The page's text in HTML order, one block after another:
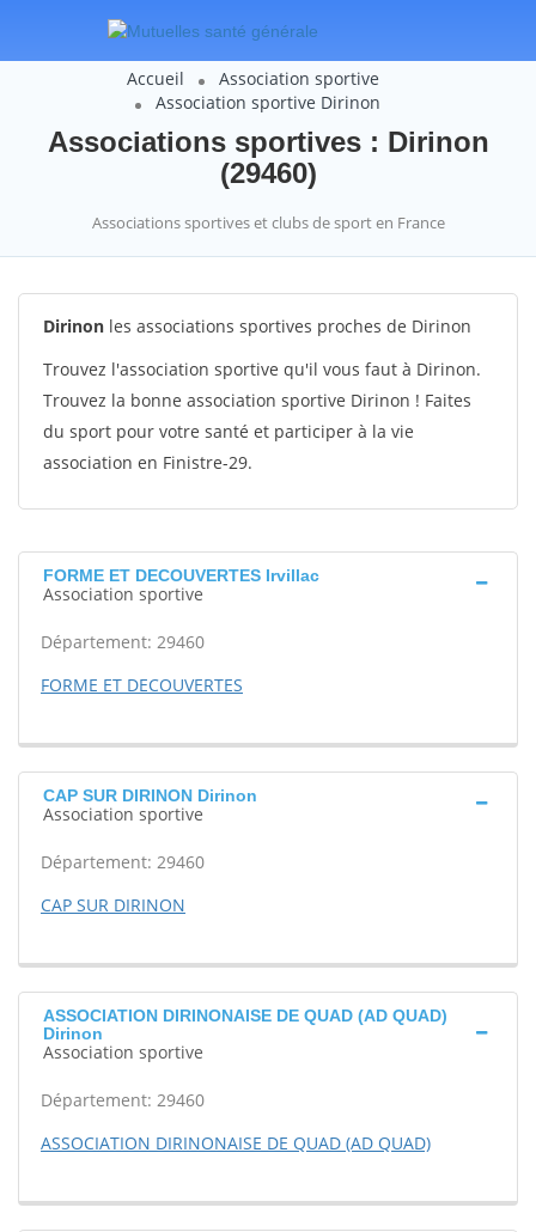
Accueil
Association sportive
Association sportive Dirinon
Associations sportives : Dirinon
(29460)
Associations sportives et clubs de sport en France
Dirinon les associations sportives proches de Dirinon
Trouvez l'association sportive qu'il vous faut à Dirinon.
Trouvez la bonne association sportive Dirinon ! Faites
du sport pour votre santé et participer à la vie
association en Finistre-29.
FORME ET DECOUVERTES Irvillac
Association sportive
Département: 29460
FORME ET DECOUVERTES
CAP SUR DIRINON Dirinon
Association sportive
Département: 29460
CAP SUR DIRINON
ASSOCIATION DIRINONAISE DE QUAD (AD QUAD)
Dirinon
Association sportive
Département: 29460
ASSOCIATION DIRINONAISE DE QUAD (AD QUAD)